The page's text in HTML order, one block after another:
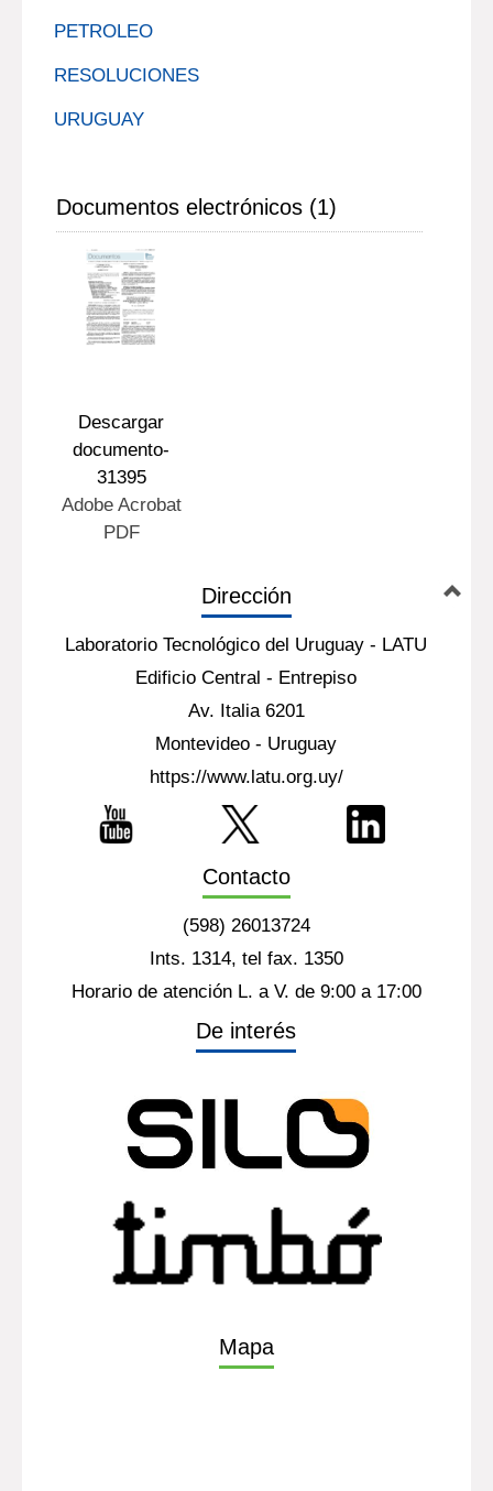
PETROLEO
RESOLUCIONES
URUGUAY
Documentos electrónicos (1)
Descargar
documento-
31395
Adobe Acrobat
PDF
Dirección
Laboratorio Tecnológico del Uruguay - LATU
Edificio Central - Entrepiso
Av. Italia 6201
Montevideo - Uruguay
https://www.latu.org.uy/
Contacto
(598) 26013724
Ints. 1314, tel fax. 1350
Horario de atención L. a V. de 9:00 a 17:00
De interés
Mapa